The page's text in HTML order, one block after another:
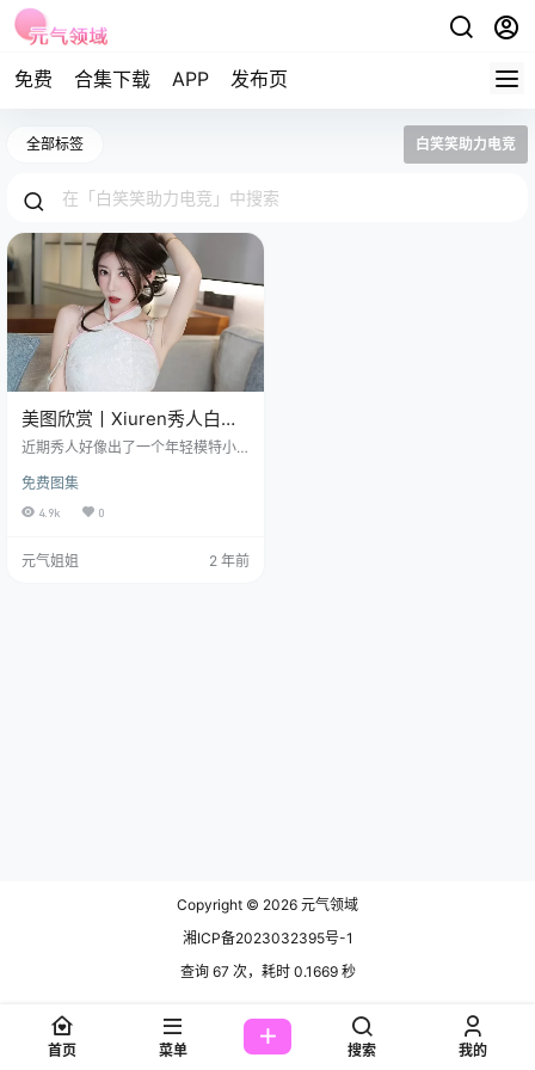
免费 合集下载 APP 发布页
全部标签 白笑笑助力电竞
美图欣赏丨Xiuren秀人白笑
笑 NO.7334[80+1P／
近期秀人好像出了一个年轻模特小
可是越来越响亮啦~ 免费套图，文章
末尾获取 她呀，出生在广东，别看
浪呢！不过呀，之前还有些混乱的
免费图集
4.9k 0
元气姐姐 2 年前
Copyright © 2026 元气领域
湘ICP备2023032395号-1
查询 67 次，耗时 0.1669 秒
首页 菜单 搜索 我的